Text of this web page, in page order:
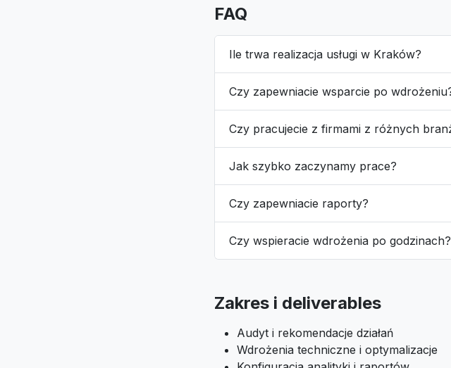
FAQ
Ile trwa realizacja usługi w Kraków?
Czy zapewniacie wsparcie po
Czy pracujecie z firmami z różnych
Jak szybko zaczynamy prace?
Czy zapewniacie raporty?
Czy wspieracie wdrożenia po godzinach?
Zakres i deliverables
Audyt i rekomendacje działań
Wdrożenia techniczne i optymalizacje